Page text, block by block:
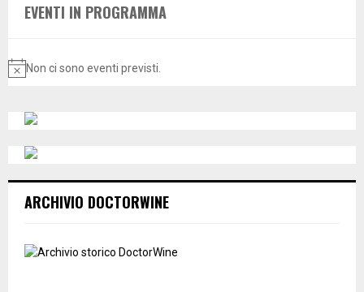
o
EVENTI IN PROGRAMMA
N
Non ci sono eventi previsti.
ARCHIVIO DOCTORWINE